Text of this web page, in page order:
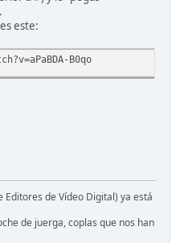
este:
B0qo
de Vídeo Digital) ya está
de juerga, coplas que nos han